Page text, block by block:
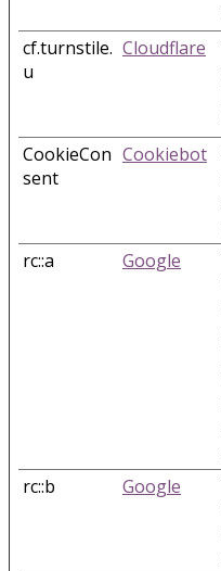
cf.turnstile.
u
Cloudflare
CookieCon
sent
Cookiebot
rc::a Google
rc::b Google